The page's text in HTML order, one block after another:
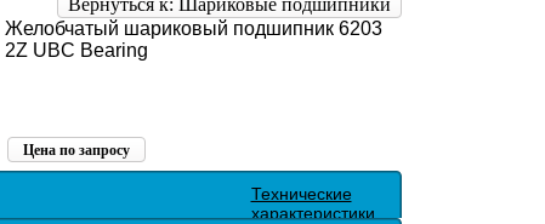
Вернуться к: Шариковые подшипники
Желобчатый шариковый подшипник 6203
2Z UBC Bearing
Цена по запросу
Технические
характеристики